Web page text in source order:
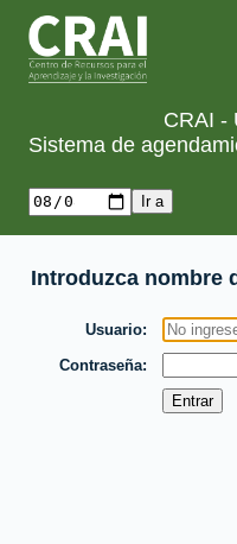
CRAI -
Sistema de
Introduzca nombre
Usuario
Contraseña